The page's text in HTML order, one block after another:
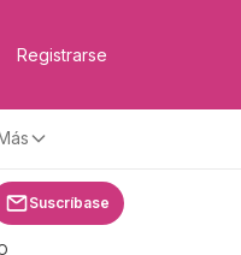
Registrarse
Suscríbase